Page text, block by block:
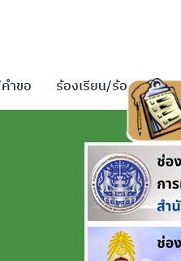
ำขอ ร้องเรียน/ร้องทุกข์